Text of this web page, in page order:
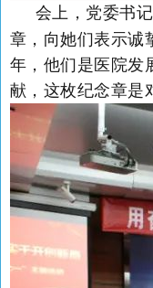
会上，党委书
章，向她们表示诚
年，他们是医院发
献，这枚纪念章是